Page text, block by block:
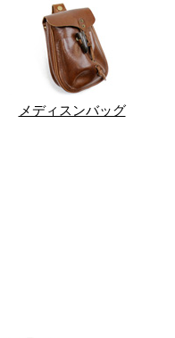
メディスンバッグ